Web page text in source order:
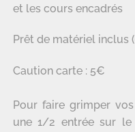
et les cours encadrés
Prêt de matériel inclus
Caution carte : 5€
Pour faire grimper
une 1/2 entrée sur